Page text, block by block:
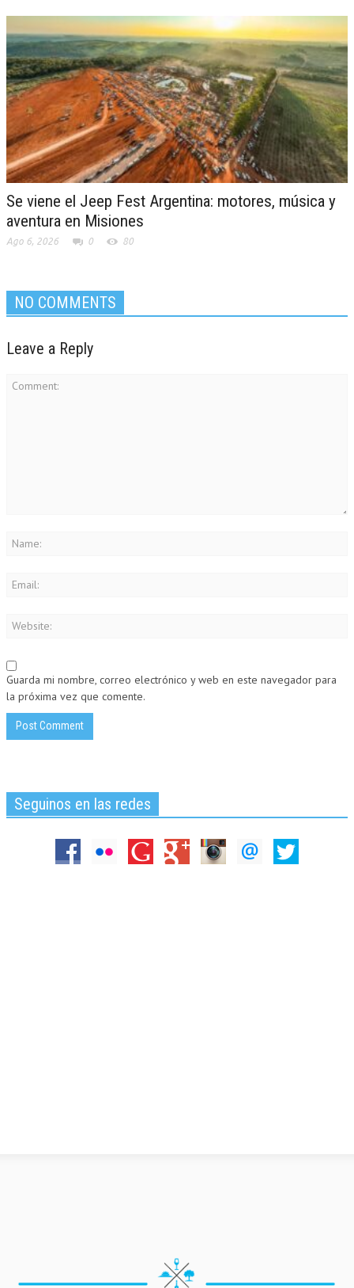
Se viene el Jeep Fest Argentina: motores, música y
aventura en Misiones
Ago 6, 2026 0 80
NO COMMENTS
Leave a Reply
Guarda mi nombre, correo electrónico y web en este navegador para
la próxima vez que comente.
Seguinos en las redes